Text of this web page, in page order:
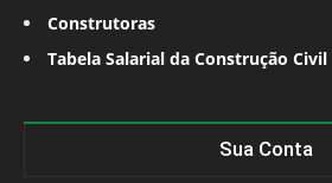
Construtoras
Tabela Salarial da Construção Civil
Sua Conta